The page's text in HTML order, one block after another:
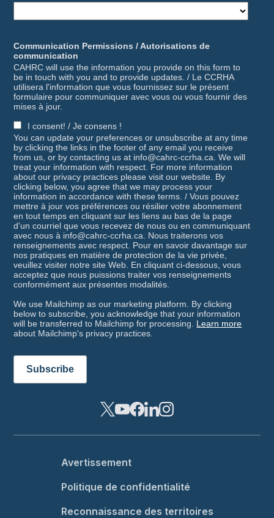
Communication Permissions / Autorisations de
communication
CAHRC will use the information you provide on this form to
be in touch with you and to provide updates. / Le CCRHA
utilisera l'information que vous fournissez sur le présent
formulaire pour communiquer avec vous ou vous fournir des
mises à jour.
I consent! / Je consens !
You can update your preferences or unsubscribe at any time
by clicking the links in the footer of any email you receive
from us, or by contacting us at info@cahrc-ccrha.ca. We will
treat your information with respect. For more information
about our privacy practices please visit our website. By
clicking below, you agree that we may process your
information in accordance with these terms. / Vous pouvez
mettre à jour vos préférences ou résilier votre abonnement
en tout temps en cliquant sur les liens au bas de la page
d'un courriel que vous recevez de nous ou en communiquant
avec nous à info@cahrc-ccrha.ca. Nous traiterons vos
renseignements avec respect. Pour en savoir davantage sur
nos pratiques en matière de protection de la vie privée,
veuillez visiter notre site Web. En cliquant ci-dessous, vous
acceptez que nous puissions traiter vos renseignements
conformément aux présentes modalités.
We use Mailchimp as our marketing platform. By clicking
below to subscribe, you acknowledge that your information
will be transferred to Mailchimp for processing. Learn more
about Mailchimp's privacy practices.
Footer menu
Avertissement
Politique de confidentialité
Reconnaissance des territoires